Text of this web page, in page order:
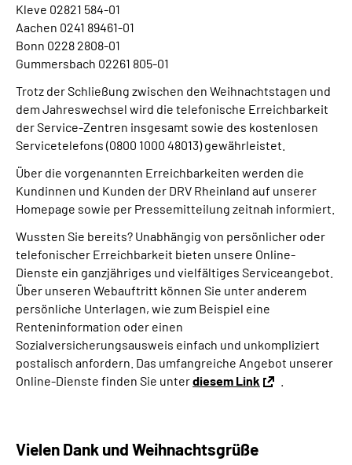
Kleve 02821 584-01
Aachen 0241 89461-01
Bonn 0228 2808-01
Gummersbach 02261 805-01
Trotz der Schließung zwischen den Weihnachtstagen und
dem Jahreswechsel wird die telefonische Erreichbarkeit
der Service-Zentren insgesamt sowie des kostenlosen
Servicetelefons (0800 1000 48013) gewährleistet.
Über die vorgenannten Erreichbarkeiten werden die
Kundinnen und Kunden der DRV Rheinland auf unserer
Homepage sowie per Pressemitteilung zeitnah informiert.
Wussten Sie bereits? Unabhängig von persönlicher oder
telefonischer Erreichbarkeit bieten unsere Online-
Dienste ein ganzjähriges und vielfältiges Serviceangebot.
Über unseren Webauftritt können Sie unter anderem
persönliche Unterlagen, wie zum Beispiel eine
Renteninformation oder einen
Sozialversicherungsausweis einfach und unkompliziert
postalisch anfordern. Das umfangreiche Angebot unserer
Online-Dienste finden Sie unterdiesem Link
Vielen Dank und Weihnachtsgrüße